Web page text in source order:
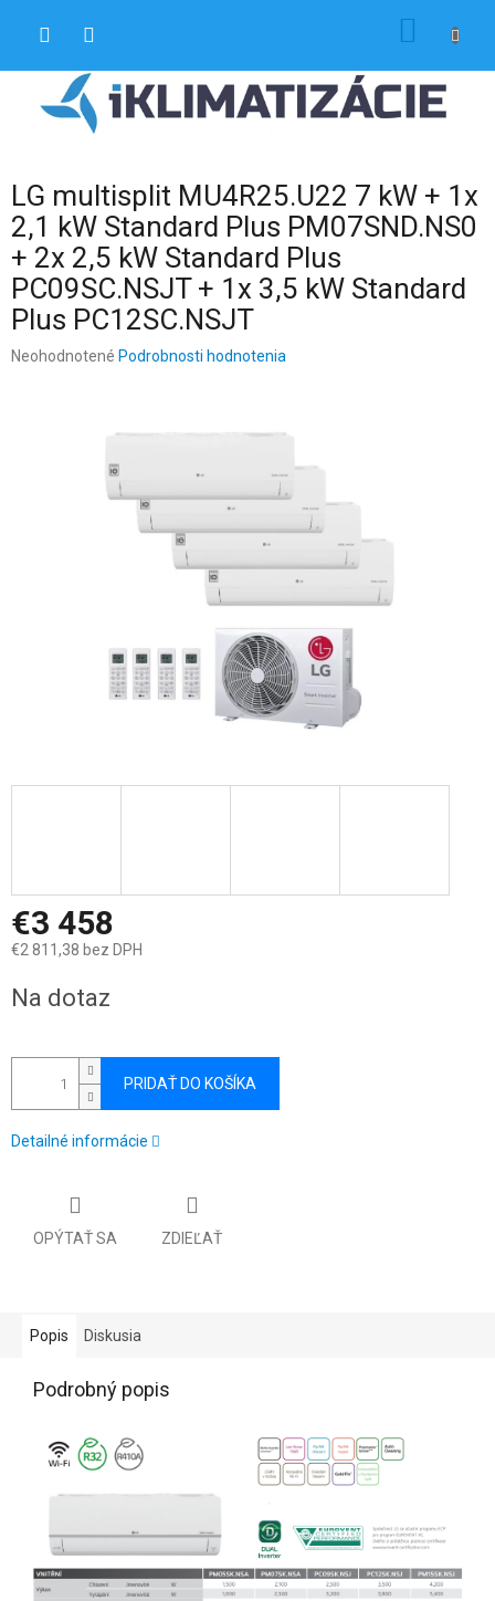
LG multisplit MU4R25.U22 7 kW + 1x
2,1 kW Standard Plus PM07SND.NS0
+ 2x 2,5 kW Standard Plus
PC09SC.NSJT + 1x 3,5 kW Standard
Plus PC12SC.NSJT
Priemerné
Neohodnotené Podrobnosti hodnotenia
€3 458
€2 811,38 bez DPH
cena:
Na dotaz
PRIDAŤ DO KOŠÍKA
Detailné informácie
OPÝTAŤ SA ZDIEĽAŤ
Popis Diskusia
Podrobný popis